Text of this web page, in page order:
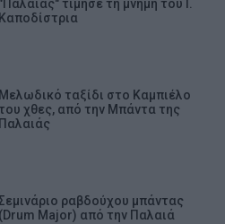
"Παλαιάς" τίμησε τη μνήμη του Ι.
Καποδίστρια
Μελωδικό ταξίδι στο Καμπιέλο
του χθες, από την Μπάντα της
Παλαιάς
ραβδούχου μπάντας
(Drum Major) από την Παλαιά